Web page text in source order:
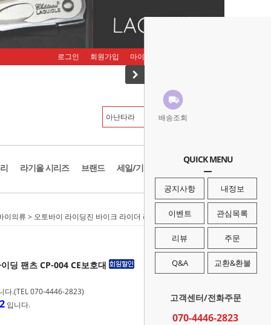
배송조회
QUICK MENU
공지사항 내정보
이벤트 관심목록
리뷰 주문
Q&A 교환&환불
고객센터/전화주문
070-4446-2823
로그인 회원가입 마이페이지
라기올 시리즈 브랜드 세일/기획존
이의류 > 오토바이 라이딩진 바이크 라이더 라이딩 팬츠 CP-004 CE보호대
딩 팬츠 CP-004 CE보호대
다.(TEL 070-4446-2823)
입니다.